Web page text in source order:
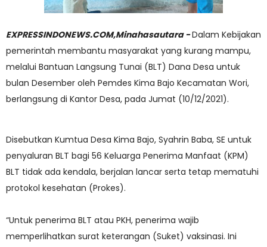
EXPRESSINDONEWS.COM,Minahasautara -Dalam Kebijakan
pemerintah membantu masyarakat yang kurang mampu,
melalui Bantuan Langsung Tunai (BLT) Dana Desa untuk
bulan Desember oleh Pemdes Kima Bajo Kecamatan Wori,
berlangsung di Kantor Desa, pada Jumat (10/12/2021).
Disebutkan Kumtua Desa Kima Bajo, Syahrin Baba, SE untuk
penyaluran BLT bagi 56 Keluarga Penerima Manfaat (KPM)
BLT tidak ada kendala, berjalan lancar serta tetap mematuhi
protokol kesehatan (Prokes).
“Untuk penerima BLT atau PKH, penerima wajib
memperlihatkan surat keterangan (Suket) vaksinasi. Ini